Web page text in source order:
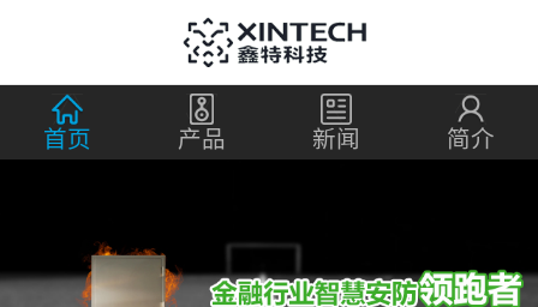
首页 产品 新闻 简介